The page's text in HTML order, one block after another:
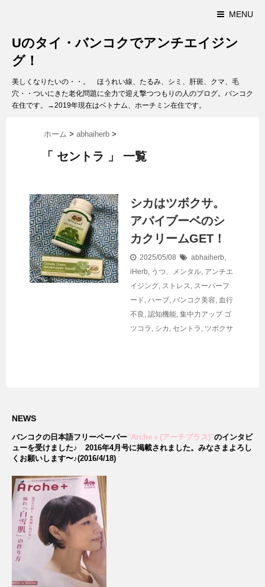
MENU
Uのタイ・バンコクでアンチエイジン
グ！
美しくなりたいの・・。 ほうれい線、たるみ、シミ、肝斑、クマ、毛
穴・・ついにきた老化問題に全力で迎え撃つつもりの人のブログ。バンコク
在住です。→2019年現在はベトナム、ホーチミン在住です。
ホーム > abhaiherb >
「 セントラ 」 一覧
シカはツボクサ。
アバイブーベのシ
カクリームGET！
2025/05/08 abhaiherb,
iHerb, うつ、メンタル, アンチエ
イジング, ストレス, スーパーフ
ード, ハーブ, バンコク美容, 血行
不良 , 認知機能, 集中力アップ ゴ
ツコラ , シカ , セントラ , ツボクサ
NEWS
バンコクの日本語フリーペーパー"Arche＋(アーチプラス)"のインタビ
ューを受けました♪ 2016年4月号に掲載されました。みなさまよろし
くお願いします〜♪(2016/4/18)